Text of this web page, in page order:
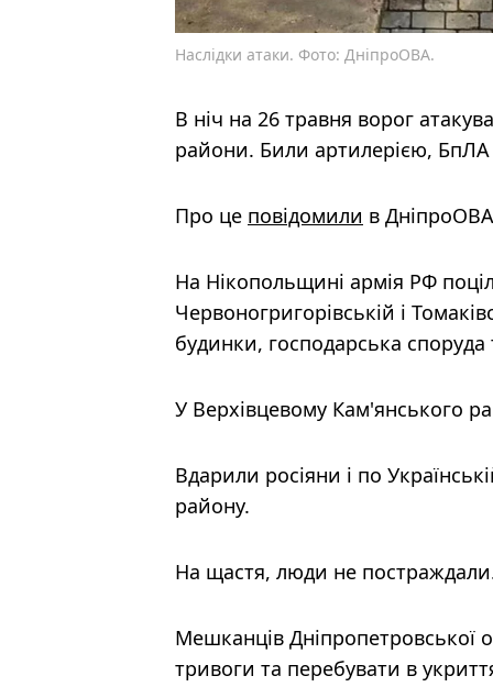
Наслідки атаки. Фото: ДніпроОВА.
В ніч на 26 травня ворог
райони. Били артилерією, БпЛА
Про це повідомили в
На Нікопольщині армія РФ
Червоногригорівській і
будинки, господарська споруда
У Верхівцевому Кам'янського
Вдарили росіяни і по
району.
На щастя, люди не
Мешканців Дніпропетровської
тривоги та перебувати в